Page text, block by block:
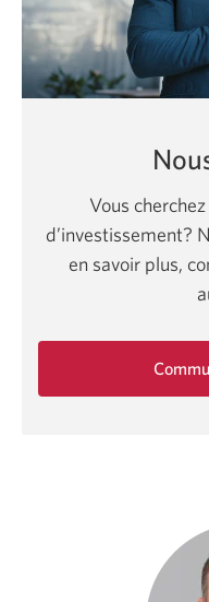
Vous
d’investissement?
en savoir plus,